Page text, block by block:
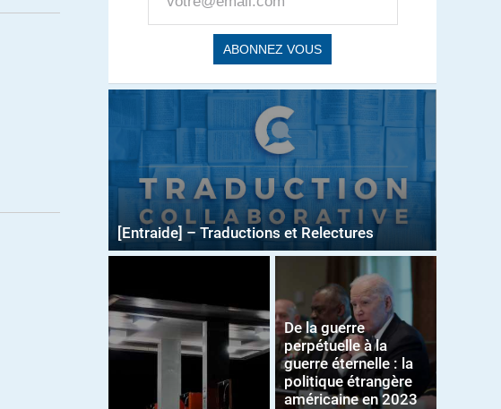
[Entraide] – Traductions et Relectures
De la guerre
perpétuelle à la
guerre éternelle : la
politique étrangère
américaine en 2023